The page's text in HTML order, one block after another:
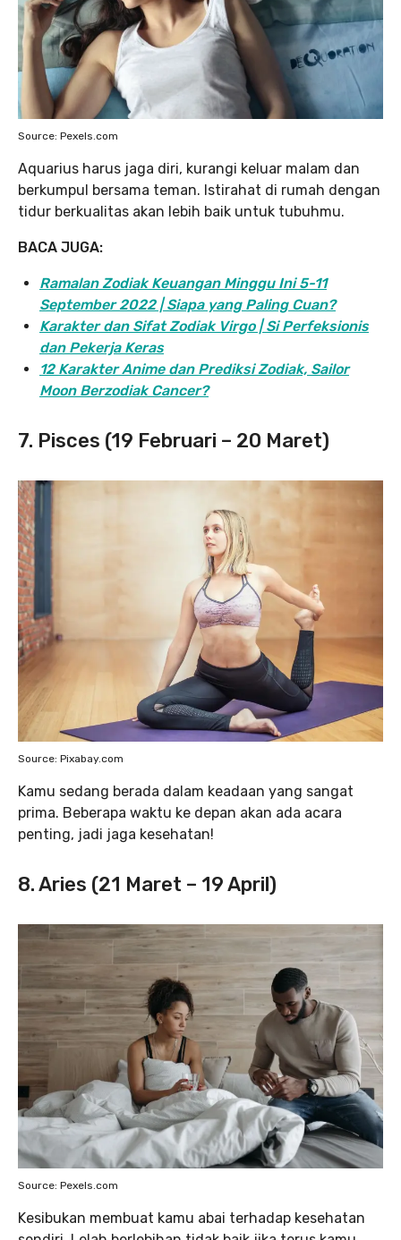
Source: Pexels.com
Aquarius harus jaga diri, kurangi keluar malam dan
berkumpul bersama teman. Istirahat di rumah dengan
tidur berkualitas akan lebih baik untuk tubuhmu.
BACA JUGA:
Ramalan Zodiak Keuangan Minggu Ini 5-11
September 2022 | Siapa yang Paling Cuan?
Karakter dan Sifat Zodiak Virgo | Si Perfeksionis
dan Pekerja Keras
12 Karakter Anime dan Prediksi Zodiak, Sailor
Moon Berzodiak Cancer?
7. Pisces (19 Februari – 20 Maret)
Source: Pixabay.com
Kamu sedang berada dalam keadaan yang sangat
prima. Beberapa waktu ke depan akan ada acara
penting, jadi jaga kesehatan!
8. Aries (21 Maret – 19 April)
Source: Pexels.com
Kesibukan membuat kamu abai terhadap kesehatan